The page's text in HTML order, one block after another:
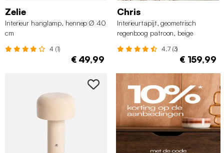
Zelie
Interieur hanglamp, hennep Ø 40
cm
4 (1)
€ 49,99
Chris
Interieurtapijt, geometrisch
regenboog patroon, beige
4.7 (3)
€ 159,99